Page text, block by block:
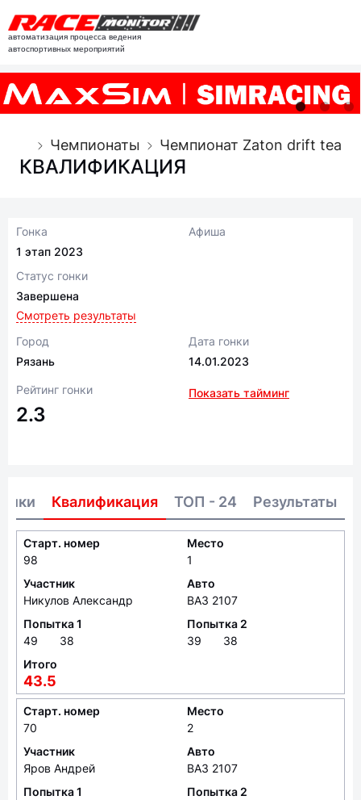
автоматизация процесса ведения
автоспортивных мероприятий
Чемпионаты Чемпионат Zaton drift team
КВАЛИФИКАЦИЯ
Гонка
1 этап 2023
Статус гонки
Завершена
Смотреть результаты
Афиша
Город
Рязань
Дата гонки
14.01.2023
Рейтинг гонки
2.3
Показать тайминг
Квалификация ТОП - 24 Результаты
Старт. номер
98
Место
1
Участник
Никулов Александр
Авто
ВАЗ 2107
Попытка 1
49
38
Попытка 2
39
38
Итого
43.5
Старт. номер
70
Место
2
Участник
Яров Андрей
Авто
ВАЗ 2107
Попытка 1
Попытка 2